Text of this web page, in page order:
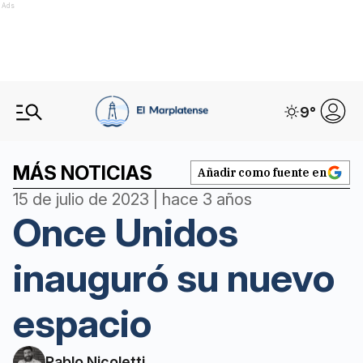
Ads
9°
MÁS NOTICIAS Añadir como fuente en
15 de julio de 2023 | hace 3 años
Once Unidos
inauguró su nuevo
espacio